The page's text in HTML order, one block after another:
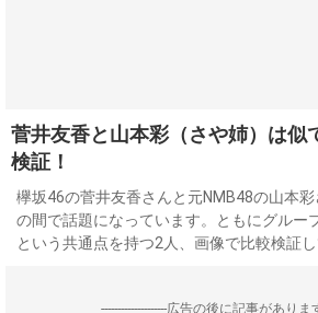
菅井友香と山本彩（さや姉）は似
検証！
欅坂46の菅井友香さんと元NMB48の山本
の間で話題になっています。ともにグルー
という共通点を持つ2人、画像で比較検証し
--------------------広告の後に記事がありま